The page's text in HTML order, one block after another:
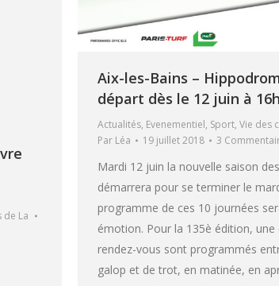
Aix-les-Bains –
départ dès le 12 juin à
Actualités, Evenementiel, Sport, Vie des
Par Léa 19 juillet 2018 3
Mardi 12 juin la nouvelle saison
démarrera pour se terminer le
programme de ces 10 journées
émotion. Pour la 135è édition, une
rendez-vous sont programmés
galop et de trot, en matinée, en
de La